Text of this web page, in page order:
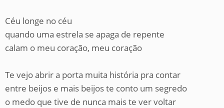
Céu longe no céu
quando uma estrela se apaga de repente
calam o meu coração, meu coração
Te vejo abrir a porta muita história pra contar
entre beijos e mais beijos te conto um segredo
o medo que tive de nunca mais te ver voltar